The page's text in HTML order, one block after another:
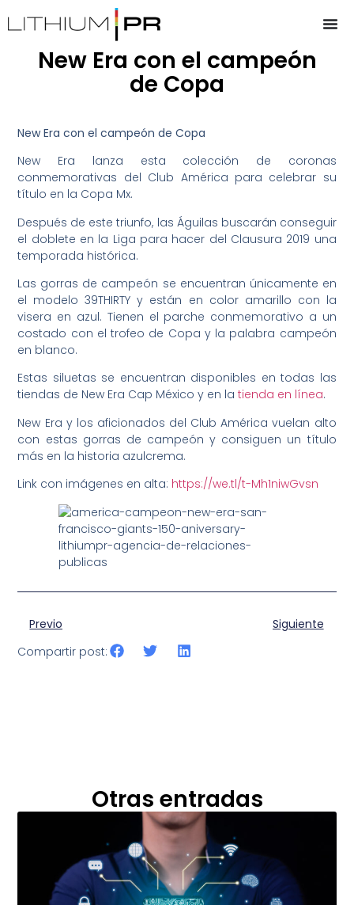
New Era con el campeón
de Copa
New Era con el campeón de Copa
New Era lanza esta colección de coronas
conmemorativas del Club América para celebrar su
título en la Copa Mx.
Después de este triunfo, las Águilas buscarán conseguir
el doblete en la Liga para hacer del Clausura 2019 una
temporada histórica.
Las gorras de campeón se encuentran únicamente en
el modelo 39THIRTY y están en color amarillo con la
visera en azul. Tienen el parche conmemorativo a un
costado con el trofeo de Copa y la palabra campeón
en blanco.
Estas siluetas se encuentran disponibles en todas las
tiendas de New Era Cap México y en latienda en línea.
New Era y los aficionados del Club América vuelan alto
con estas gorras de campeón y consiguen un título
más en la historia azulcrema.
Link con imágenes en alta: https://we.tl/t-Mh1niwGvsn
Previo
Siguiente
Compartir post:
Otras entradas